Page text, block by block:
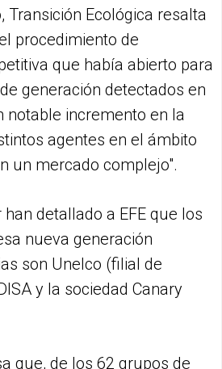
Transición Ecológica resalta
procedimiento de
que había abierto para
generación detectados en
notable incremento en la
agentes en el ámbito
un mercado complejo".
detallado a EFE que los
nueva generación
son Unelco (filial de
y la sociedad Canary
que, de los 62 grupos de